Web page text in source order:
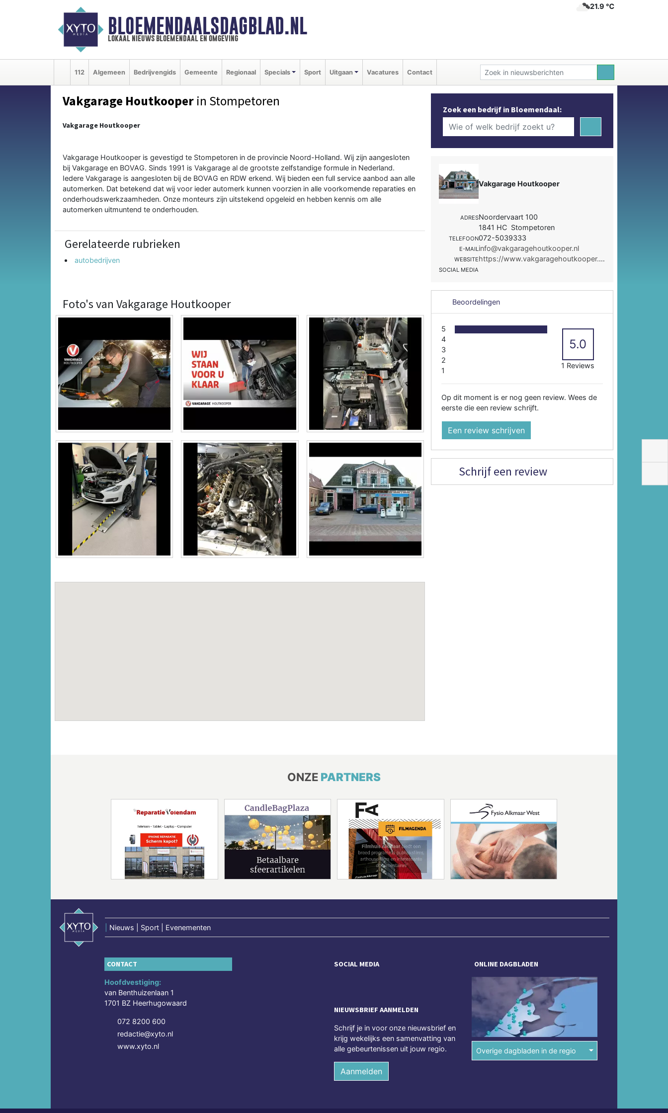
BLOEMENDAALSDAGBLAD.NL
lokaal nieuws bloemendaal en omgeving
21.9 ℃
112 Algemeen Bedrijvengids Gemeente Regionaal Specials Sport Uitgaan Vacatures Contact
Vakgarage Houtkooper in Stompetoren
Vakgarage Houtkooper
Vakgarage Houtkooper is gevestigd te Stompetoren in de provincie Noord-Holland. Wij zijn aangesloten
bij Vakgarage en BOVAG. Sinds 1991 is Vakgarage al de grootste zelfstandige formule in Nederland.
Iedere Vakgarage is aangesloten bij de BOVAG en RDW erkend. Wij bieden een full service aanbod aan alle
automerken. Dat betekend dat wij voor ieder automerk kunnen voorzien in alle voorkomende reparaties en
onderhoudswerkzaamheden. Onze monteurs zijn uitstekend opgeleid en hebben kennis om alle
automerken uitmuntend te onderhouden.
Gerelateerde rubrieken
autobedrijven
Foto's van Vakgarage Houtkooper
Zoek een bedrijf in Bloemendaal:
Vakgarage Houtkooper
ADRESNoordervaart 100
1841 HC Stompetoren
TELEFOON072-5039333
E-MAILinfo@vakgaragehoutkooper.nl
WEBSITE https://www.vakgaragehoutkooper.nl/
SOCIAL MEDIA
Beoordelingen
5
4
3
2
1
5.0
1 Reviews
Op dit moment is er nog geen review. Wees de
eerste die een review schrijft.
Een review schrijven
Schrijf een review
ONZE PARTNERS
Nieuws | Sport | Evenementen
CONTACT
Hoofdvestiging:
van Benthuizenlaan 1
1701 BZ Heerhugowaard
072 8200 600
redactie@xyto.nl
www.xyto.nl
SOCIAL MEDIA
NIEUWSBRIEF AANMELDEN
Schrijf je in voor onze nieuwsbrief en
krijg wekelijks een samenvatting van
alle gebeurtenissen uit jouw regio.
Aanmelden
ONLINE DAGBLADEN
Overige dagbladen in de regio